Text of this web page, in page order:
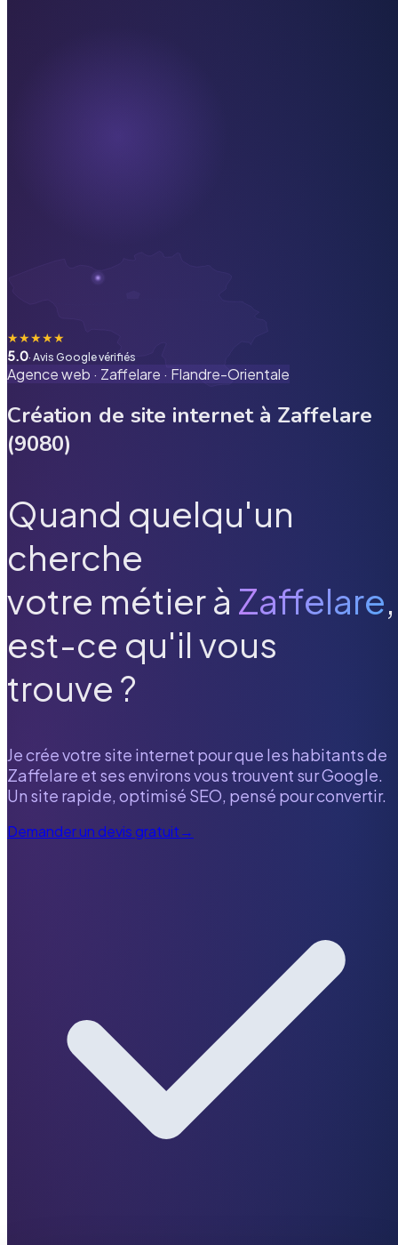
★★★★★
5.0· Avis Google vérifiés
Agence web · Zaffelare · Flandre-Orientale
Création de site internet à Zaffelare
(9080)
Quand quelqu'un
cherche
votre métier à Zaffelare,
est-ce qu'il vous
trouve ?
Je crée votre site internet pour que les habitants de
Zaffelare et ses environs vous trouvent sur Google.
Un site rapide, optimisé SEO, pensé pour convertir.
Demander un devis gratuit→